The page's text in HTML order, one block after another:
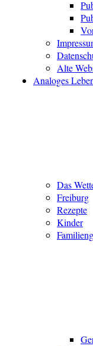
Alte
Analoges
Das
Freiburg
Rezepte
Kinder